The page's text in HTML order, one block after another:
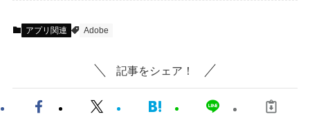
アプリ関連 Adobe
記事をシェア！